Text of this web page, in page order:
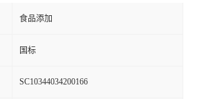
食品添加
国标
SC10344034200166